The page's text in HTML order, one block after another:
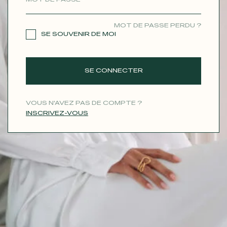
MOT DE PASSE PERDU ?
SE SOUVENIR DE MOI
SE CONNECTER
VOUS N'AVEZ PAS DE COMPTE ?
INSCRIVEZ-VOUS